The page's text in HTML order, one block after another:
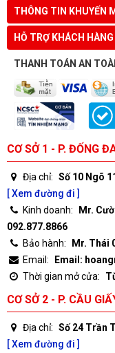
THÔNG TIN KHUYẾN
HỖ TRỢ KHÁCH HÀNG
THANH TOÁN AN
CƠ SỞ 1 - P. ĐỐNG
Địa chỉ: Số 10 Ngõ
[ Xem đường đi ]
Kinh doanh:
Mr.
092.877.8866
Bảo hành:
Mr. Thái
Email:
Email:
Thời gian mở cửa:
CƠ SỞ 2 - P. CẦU
Địa chỉ: Số 24 Trần
[ Xem đường đi ]